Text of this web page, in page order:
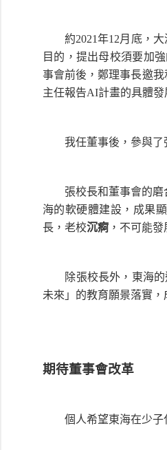
約2021年12月底，大
目的，提出母校須要加
事會前後，鄭理事長邀
主任報告AI計畫的具體
我任董事後，參與了
張校長和董事會的磨
海的軟硬體建設，成果
長，老校沉痾 ，不可能
除張校長外，東海的
未來」的教育願景落實
期待董事會改革
個人希望東海在少子化